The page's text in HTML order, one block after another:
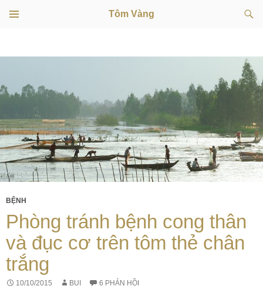
Tôm Vàng
kiếm
BỆNH
Phòng tránh bệnh cong thân
và đục cơ trên tôm thẻ chân
trắng
10/10/2015 BUI 6 PHẢN HỒI